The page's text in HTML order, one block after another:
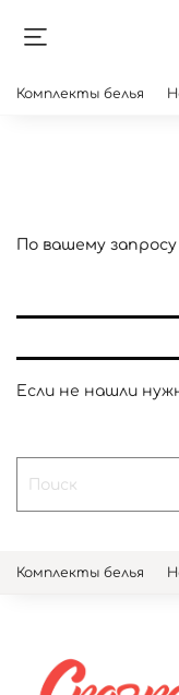
Комплекты белья
По вашему
Если не нашли
Комплекты белья